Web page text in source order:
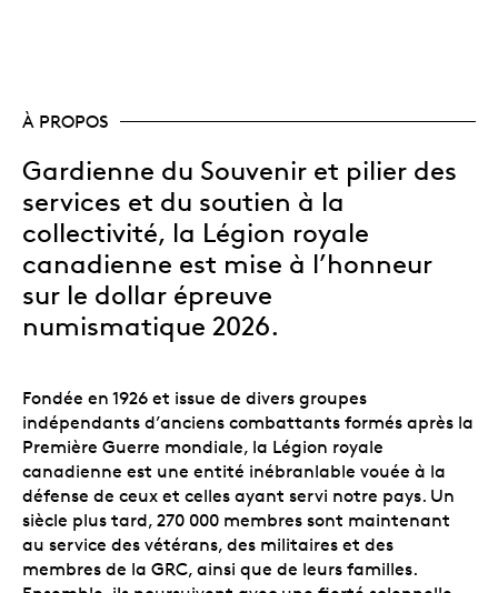
À PROPOS
Gardienne du Souvenir et pilier des
services et du soutien à la
collectivité, la Légion royale
canadienne est mise à l’honneur
sur le dollar épreuve
numismatique 2026.
Fondée en 1926 et issue de divers groupes
indépendants d’anciens combattants formés après la
Première Guerre mondiale, la Légion royale
canadienne est une entité inébranlable vouée à la
défense de ceux et celles ayant servi notre pays. Un
siècle plus tard, 270 000 membres sont maintenant
au service des vétérans, des militaires et des
membres de la GRC, ainsi que de leurs familles.